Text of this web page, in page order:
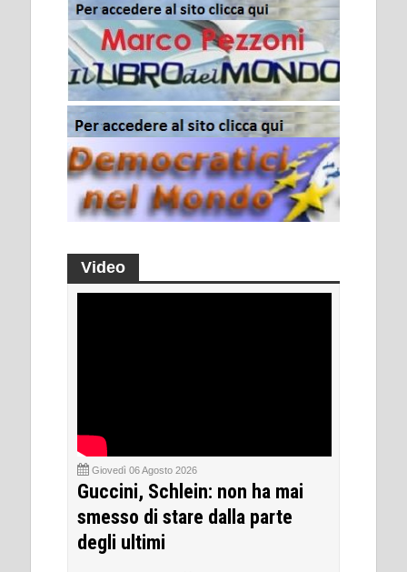
Video
Giovedì 06 Agosto 2026
Guccini, Schlein: non ha mai
smesso di stare dalla parte
degli ultimi